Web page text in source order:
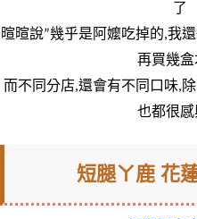
了
暄暄說”幾乎是阿嬤吃掉的,我
再買幾盒
而不同分店,還會有不同口味,除
也都很感
短腿ㄚ鹿 花